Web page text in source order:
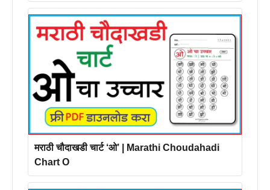
मराठी चौदाखडी चार्ट ‘ओ’ | Marathi Choudahadi
Chart O